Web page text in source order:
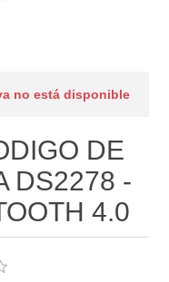
no está disponible
DE
DS2278 -
4.0